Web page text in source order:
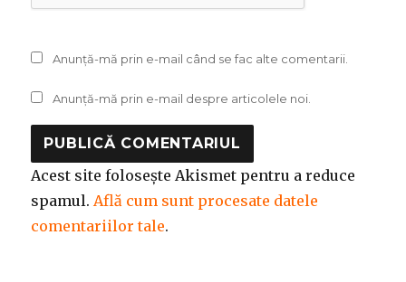
Anunță-mă prin e-mail când se fac alte comentarii.
Anunță-mă prin e-mail despre articolele noi.
Acest site folosește Akismet pentru a reduce
spamul. Află cum sunt procesate datele
comentariilor tale.